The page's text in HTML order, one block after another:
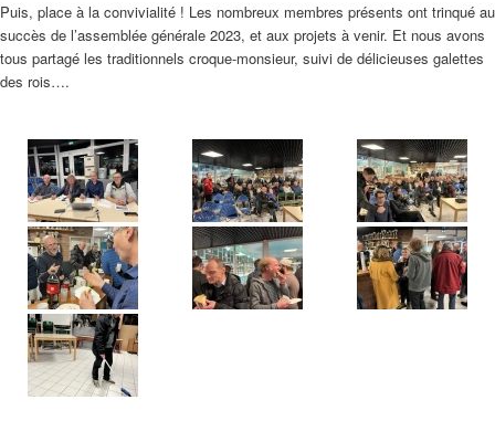
Puis, place à la convivialité ! Les nombreux membres présents ont trinqué au
succès de l’assemblée générale 2023, et aux projets à venir. Et nous avons
tous partagé les traditionnels croque-monsieur, suivi de délicieuses galettes
des rois….